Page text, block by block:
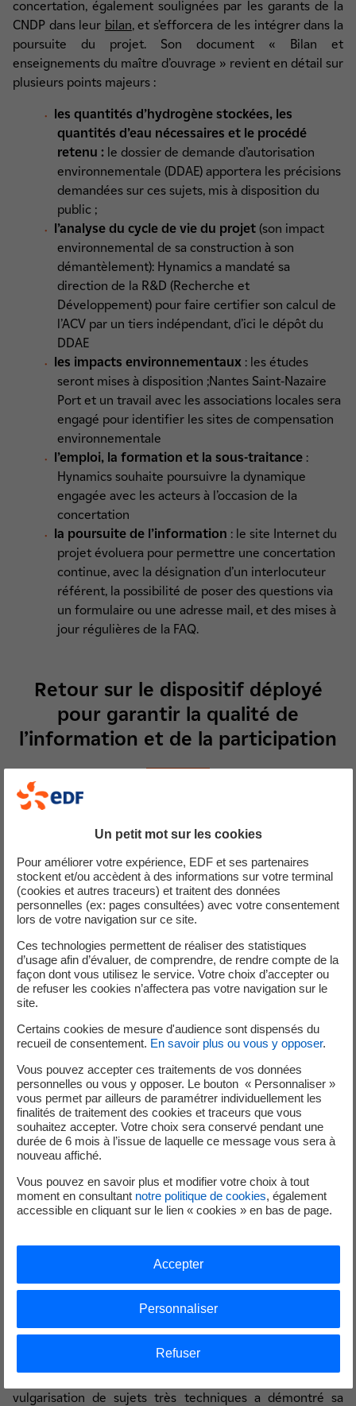
concertation, également soulignées par les garants de la
CNDP dans leur bilan, et s’efforcera de les intégrer dans la
poursuite du projet. Son document « Bilan et
enseignements du maître d’ouvrage » revient en détail sur
plusieurs points majeurs :
les quantités d’hydrogène stockées, les
quantités d’eau nécessaires et le procédé
retenu : le dossier de demande d’autorisation
environnementale (DDAE) apportera les précisions
demandées sur ces sujets, mis à disposition du
public ;
l’analyse du cycle de vie du projet (son impact
environnemental de sa construction à son
démantèlement): Hynamics a mandaté sa
direction de la R&D (Recherche et
Développement) pour faire certifier son calcul de
l’ACV par un tiers indépendant, d’ici le dépôt du
DDAE
les impacts environnementaux : les études
seront mises à disposition ;Nantes Saint-Nazaire
Port et un travail avec les associations locales sera
engagé pour identifier les sites de compensation
environnementale
l’emploi, la formation et la sous-traitance :
Hynamics souhaite poursuivre la dynamique
engagée avec les acteurs à l’occasion de la
concertation
la poursuite de l’information : le site Internet du
projet évoluera pour permettre une concertation
continue, avec la désignation d’un interlocuteur
référent, la possibilité de poser des questions via
un formulaire ou une adresse mail, et des mises à
jour régulières de la FAQ.
Retour sur le dispositif déployé
pour garantir la qualité de
l’information et de la participation
Organisée du 16 décembre 2024 au 9 mars 2025, la
concertation préalable a mobilisé habitants, associations
et acteurs économiques du territoire. Elle a permis de
recueillirquelque 200 contributions, à travers plusieurs
formats d’échanges et de participation : 10 rencontresen
rencontres de proximité, 2 réunions dédiées aux acteurs,
2 tables-rondes thématiques et 1 réunion de synthèse),
mobilisantplusieurs centaines de personnes;
l’espace participatif ouvert sur le site Internet du
projet a récolté 52 contributions dont 8 cahiers
postale(coupons-T) ;
la maîtrise d’ouvrage a enfin rencontré21
représentants de 13
associations environnementales et localesainsi
que43 représentants de 35 entreprises et
institutions économiques, industrielles et
académiques.
attachée à mettre un panel complet d’outils à la
disposition du public pour que chacun puisse s’informer et
participer utilement à la concertation. Le dossier de
concertation et ses fiches thématiques, dont la qualité a
productions essentielles qui accompagneront le projet au-
delà même de la concertation. La richesse et la diversité
vulgarisation de sujets très techniques a démontré sa
Un petit mot sur les cookies
Pour améliorer votre expérience, EDF et ses partenaires
stockent et/ou accèdent à des informations sur votre terminal
(cookies et autres traceurs) et traitent des données
personnelles (ex: pages consultées) avec votre consentement
lors de votre navigation sur ce site.
Ces technologies permettent de réaliser des statistiques
d’usage afin d’évaluer, de comprendre, de rendre compte de la
façon dont vous utilisez le service. Votre choix d’accepter ou
de refuser les cookies n’affectera pas votre navigation sur le
site.
Certains cookies de mesure d'audience sont dispensés du
recueil de consentement. En savoir plus ou vous y opposer.
Vous pouvez accepter ces traitements de vos données
personnelles ou vous y opposer. Le bouton « Personnaliser »
vous permet par ailleurs de paramétrer individuellement les
finalités de traitement des cookies et traceurs que vous
souhaitez accepter. Votre choix sera conservé pendant une
durée de 6 mois à l’issue de laquelle ce message vous sera à
nouveau affiché.
Vous pouvez en savoir plus et modifier votre choix à tout
moment en consultant notre politique de cookies, également
accessible en cliquant sur le lien « cookies » en bas de page.
Refuser
Personnaliser
Accepter